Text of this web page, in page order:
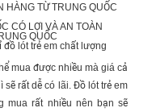
HÀNG TỪ TRUNG QUỐC
CÓ LỢI VÀ AN TOÀN
QUỐC
đồ lót trẻ em chất lượng
mua được nhiều mà giá cả
sẽ rất dễ có lãi. Đồ lót trẻ em
mua rất nhiều nên bạn sẽ